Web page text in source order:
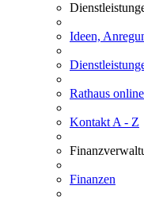
Ideen,
Rathaus
Kontakt A - Z
Finanzen